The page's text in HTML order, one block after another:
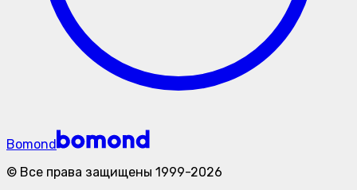
Bomond
© Все права защищены 1999-2026